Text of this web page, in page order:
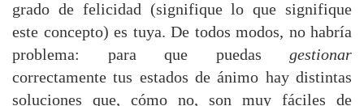
grado de felicidad (signifique lo que signifique
este concepto) es tuya. De todos modos, no habría
problema: para que puedas gestionar
correctamente tus estados de ánimo hay distintas
soluciones que, cómo no, son muy fáciles de